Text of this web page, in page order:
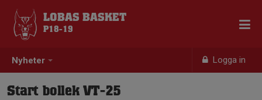
Nyheter Logga in
LOBAS BASKET
P18-19
Start bollek VT-25